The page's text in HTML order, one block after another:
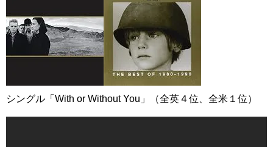
シングル「With or Without You」（全英４位、全米１位）